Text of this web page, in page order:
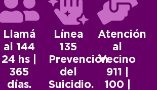
Llamá
al 144
24 hs |
365
días.
Línea
135
Prevención
del
Suicidio.
Atención
al
Vecino
911 |
100 |